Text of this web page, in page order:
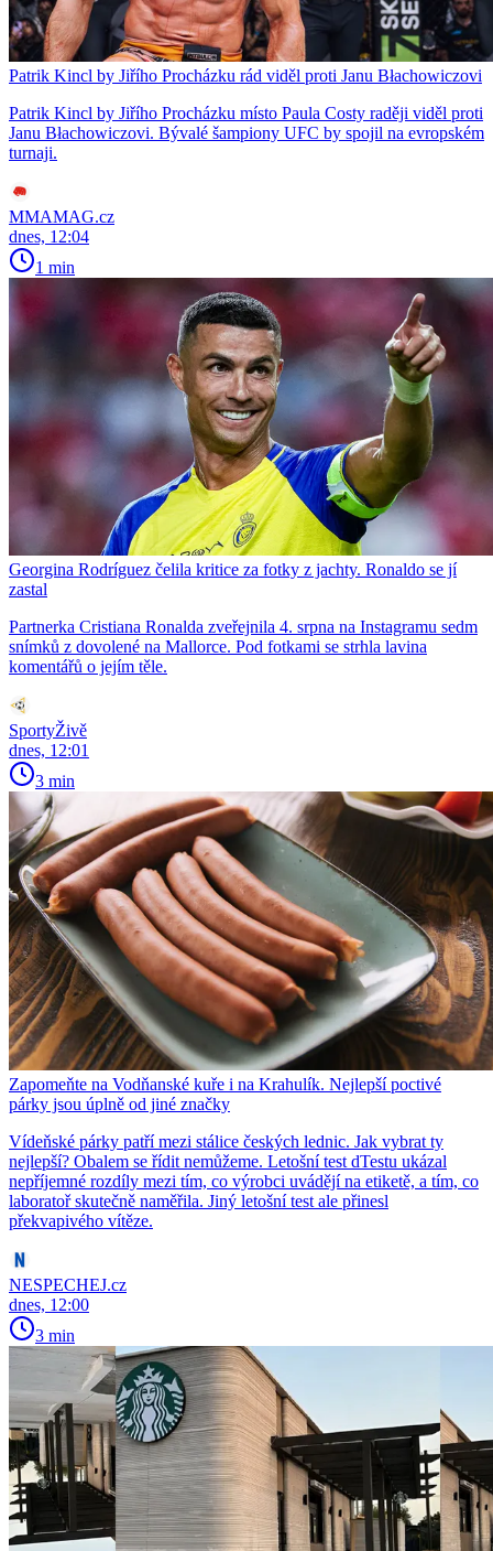
Patrik Kincl by Jiřího Procházku rád viděl proti Janu Błachowiczovi
Patrik Kincl by Jiřího Procházku místo Paula Costy raději viděl proti
Janu Błachowiczovi. Bývalé šampiony UFC by spojil na evropském
turnaji.
MMAMAG.cz
dnes, 12:04
1 min
Georgina Rodríguez čelila kritice za fotky z jachty. Ronaldo se jí
zastal
Partnerka Cristiana Ronalda zveřejnila 4. srpna na Instagramu sedm
snímků z dovolené na Mallorce. Pod fotkami se strhla lavina
komentářů o jejím těle.
SportyŽivě
dnes, 12:01
3 min
Zapomeňte na Vodňanské kuře i na Krahulík. Nejlepší poctivé
párky jsou úplně od jiné značky
Vídeňské párky patří mezi stálice českých lednic. Jak vybrat ty
nejlepší? Obalem se řídit nemůžeme. Letošní test dTestu ukázal
nepříjemné rozdíly mezi tím, co výrobci uvádějí na etiketě, a tím, co
laboratoř skutečně naměřila. Jiný letošní test ale přinesl
překvapivého vítěze.
NESPECHEJ.cz
dnes, 12:00
3 min